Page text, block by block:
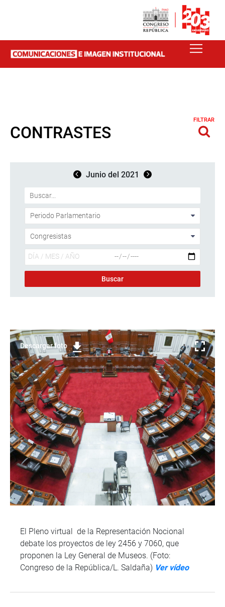
CONTRASTES
FILTRAR
Junio del 2021
Descargar foto
El Pleno virtual de la Representación Nocional
debate los proyectos de ley 2456 y 7060, que
proponen la Ley General de Museos. (Foto:
Congreso de la República/L. Saldaña) Ver vídeo